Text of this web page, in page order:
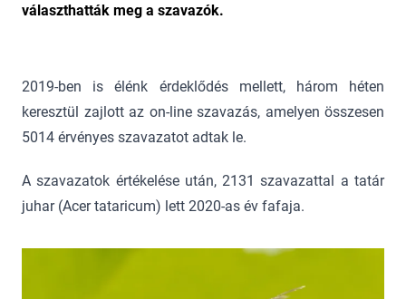
választhatták meg a szavazók.
2019-ben is élénk érdeklődés mellett, három héten
keresztül zajlott az on-line szavazás, amelyen összesen
5014 érvényes szavazatot adtak le.
A szavazatok értékelése után, 2131 szavazattal a tatár
juhar (Acer tataricum) lett 2020-as év fafaja.